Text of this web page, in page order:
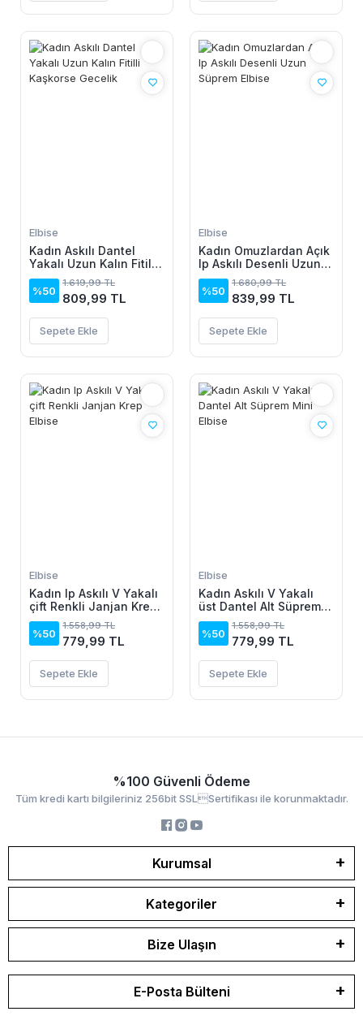
Elbise
Kadın Askılı Dantel
Yakalı Uzun Kalın Fitilli
Kaşkorse Gecelik
%50
1.619,99 TL
809,99 TL
Sepete Ekle
Elbise
Kadın Omuzlardan Açık
Ip Askılı Desenli Uzun
Süprem Elbise
%50
1.680,99 TL
839,99 TL
Sepete Ekle
Elbise
Kadın Ip Askılı V Yakalı
çift Renkli Janjan Krep
Elbise
%50
1.558,99 TL
779,99 TL
Sepete Ekle
Elbise
Kadın Askılı V Yakalı
üst Dantel Alt Süprem
Mini Elbise
%50
1.558,99 TL
779,99 TL
Sepete Ekle
%100 Güvenli Ödeme
Tüm kredi kartı bilgileriniz 256bit SSLSertifikası ile korunmaktadır.
Kurumsal
Kategoriler
Bize Ulaşın
E-Posta Bülteni